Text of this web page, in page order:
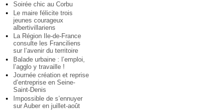
Soirée chic au Corbu
Le maire félicite trois
jeunes courageux
albertivillariens
La Région Ile-de-France
consulte les Franciliens
sur l’avenir du territoire
Balade urbaine : l’emploi,
l’agglo y travaille !
Journée création et reprise
d’entreprise en Seine-
Saint-Denis
Impossible de s’ennuyer
sur Auber en juillet-août